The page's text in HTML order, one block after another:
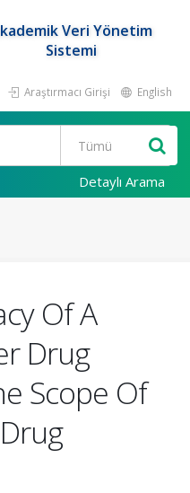
Veri Yönetim
Sistemi
Araştırmacı Girişi English
Detaylı Arama
Of A
Drug
Scope Of